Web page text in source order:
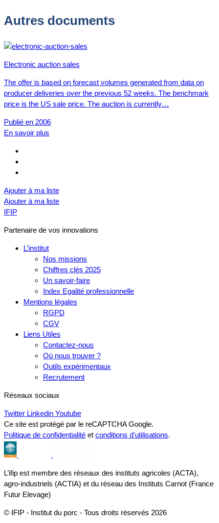
Autres documents
Electronic auction sales
The offer is based on forecast volumes generated from data on
producer deliveries over the previous 52 weeks. The benchmark
price is the US sale price. The auction is currently…
Publié en 2006
En savoir plus
Ajouter à ma liste
Ajouter à ma liste
IFIP
Partenaire de vos innovations
L’institut
Nos missions
Chiffres clés 2025
Un savoir-faire
Index Egalité professionnelle
Mentions légales
RGPD
CGV
Liens Utiles
Contactez-nous
Où nous trouver ?
Outils expérimentaux
Recrutement
Réseaux sociaux
Twitter Linkedin Youtube
Ce site est protégé par le reCAPTCHA Google.
Politique de confidentialité et conditions d'utilisations.
L’ifip est membre des réseaux des instituts agricoles (ACTA),
agro-industriels (ACTIA) et du réseau des Instituts Carnot (France
Futur Elevage)
© IFIP - Institut du porc - Tous droits réservés 2026